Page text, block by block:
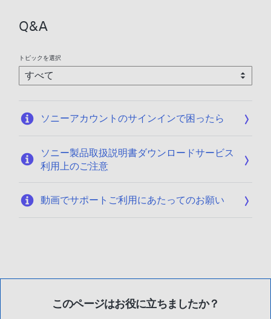
Q&A
トピックを選択
ソニーアカウントのサインインで困ったら
ソニー製品取扱説明書ダウンロードサービス
利用上のご注意
動画でサポートご利用にあたってのお願い
このページはお役に立ちましたか？